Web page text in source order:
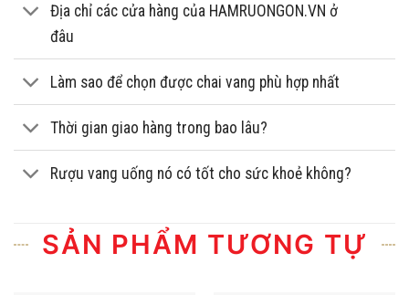
Địa chỉ các cửa hàng của HAMRUONGON.VN ở
đâu
Làm sao để chọn được chai vang phù hợp nhất
Thời gian giao hàng trong bao lâu?
Rượu vang uống nó có tốt cho sức khoẻ không?
SẢN PHẨM TƯƠNG TỰ